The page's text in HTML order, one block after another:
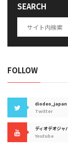
SEARCH
FOLLOW
diodeo_japan
Twitter
ディオデオジャ
Youtube